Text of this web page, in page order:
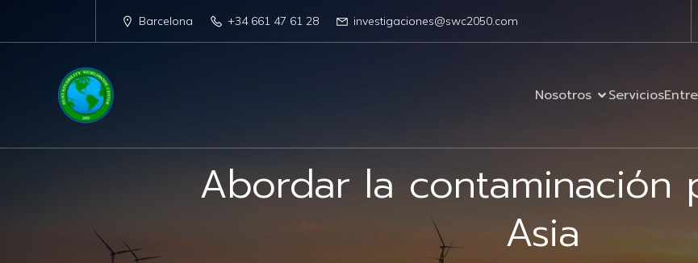
Barcelona +34 661 47 61 28 investigaciones@swc2050.com
Nosotros Servicios
Abordar la contaminación
Asia